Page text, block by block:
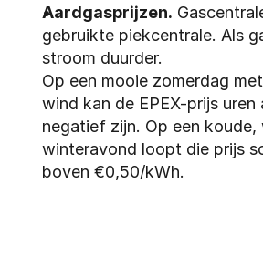
Aardgasprijzen.
gebruikte piekcentrale. Als
stroom duurder.
Op een mooie zomerdag
wind kan de EPEX-prijs uren
negatief zijn. Op een koude,
winteravond loopt die prijs
boven €0,50/kWh.